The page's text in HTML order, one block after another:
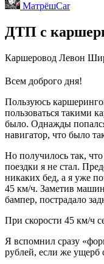
МатрёшCar
ДТП с
Каршеровод Левон
Всем доброго дня!
Пользуюсь
пользоваться такими
было. Однажды
навигатор, что было
Но получилось так,
поездки я не стал.
никаких бед, а я уже
45 км/ч. Заметив
бампер, пострадало
При скорости 45 км/ч
Я вспомнил сразу
рублей, если же ущерб